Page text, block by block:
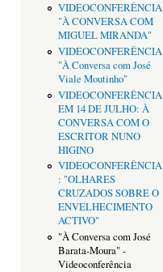
VIDEOCONFERÊNCIA
"À CONVERSA COM
MIGUEL MIRANDA"
VIDEOCONFERÊNCIA
"À Conversa com José
Viale Moutinho"
VIDEOCONFERÊNCIA
EM 14 DE JULHO: À
CONVERSA COM O
ESCRITOR NUNO
HIGINO
VIDEOCONFERÊNCIA
: "OLHARES
CRUZADOS SOBRE O
ENVELHECIMENTO
ACTIVO"
"À Conversa com José
Barata-Moura" -
Videoconferência